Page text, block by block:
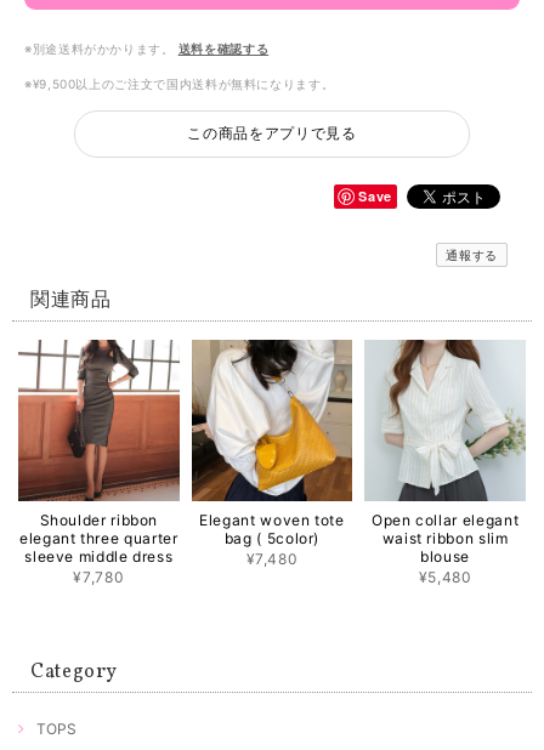
※別途送料がかかります。 送料を確認する
※¥9,500以上のご注文で国内送料が無料になります。
この商品をアプリで見る
Save
通報する
関連商品
Shoulder ribbon
elegant three quarter
sleeve middle dress
¥7,780
Elegant woven tote
bag ( 5color)
¥7,480
Open collar elegant
waist ribbon slim
blouse
¥5,480
Category
TOPS